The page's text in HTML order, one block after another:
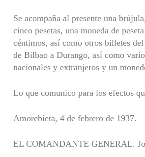
Se acompaña al presente una
cinco pesetas, una moneda de
céntimos, así como otros billetes
de Bilbao a Durango, así como
nacionales y extranjeros y un
Lo que comunico para los efectos
Amorebieta, 4 de febrero de 1937.
EL COMANDANTE GENERAL.